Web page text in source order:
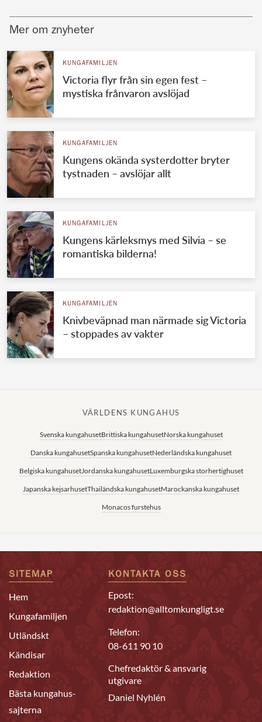
Mer om znyheter
KUNGAFAMILJEN
Victoria flyr från sin egen fest –
mystiska frånvaron avslöjad
KUNGAFAMILJEN
Kungens okända systerdotter bryter
tystnaden – avslöjar allt
KUNGAFAMILJEN
Kungens kärleksmys med Silvia – se
romantiska bilderna!
KUNGAFAMILJEN
Knivbeväpnad man närmade sig Victoria
– stoppades av vakter
VÄRLDENS KUNGAHUS
Svenska kungahusetBrittiska kungahusetNorska kungahuset
Danska kungahusetSpanska kungahusetNederländska kungahuset
Belgiska kungahusetJordanska kungahusetLuxemburgska storhertighuset
Japanska kejsarhusetThailändska kungahusetMarockanska kungahuset
Monacos furstehus
SITEMAP
Hem
Kungafamiljen
Utländskt
Kändisar
Redaktion
Bästa kungahus-
sajterna
KONTAKTA OSS
Epost:
redaktion@alltomkungligt.se
Telefon:
08-611 90 10
Chefredaktör & ansvarig
utgivare
Daniel Nyhlén